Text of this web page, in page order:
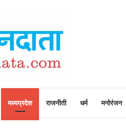
मध्यप्रदेश राजनीती धर्म मनोरंजन
समय पर उपलब्धता से किसानों में उत्साह, नैनो